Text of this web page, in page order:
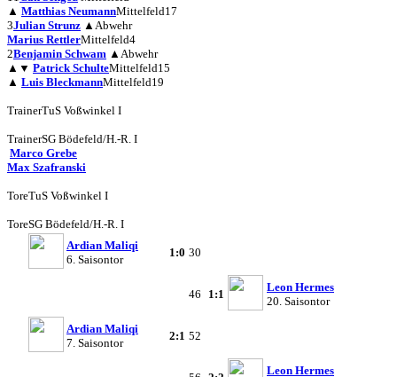
▲ Matthias NeumannMittelfeld17
3Julian Strunz ▲ Abwehr
Marius RettlerMittelfeld4
2Benjamin Schwam ▲ Abwehr
▲ ▼ Patrick SchulteMittelfeld15
▲ Luis BleckmannMittelfeld19
TrainerTuS Voßwinkel I
TrainerSG Bödefeld/H.-R. I
Marco Grebe
Max Szafranski
ToreTuS Voßwinkel I
ToreSG Bödefeld/H.-R. I
Ardian Maliqi
6. Saisontor
1:0 30
46 1:1
Leon Hermes
20. Saisontor
Ardian Maliqi
7. Saisontor
2:1 52
Leon Hermes